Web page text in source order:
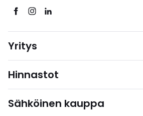
Yritys
Hinnastot
Sähköinen kauppa